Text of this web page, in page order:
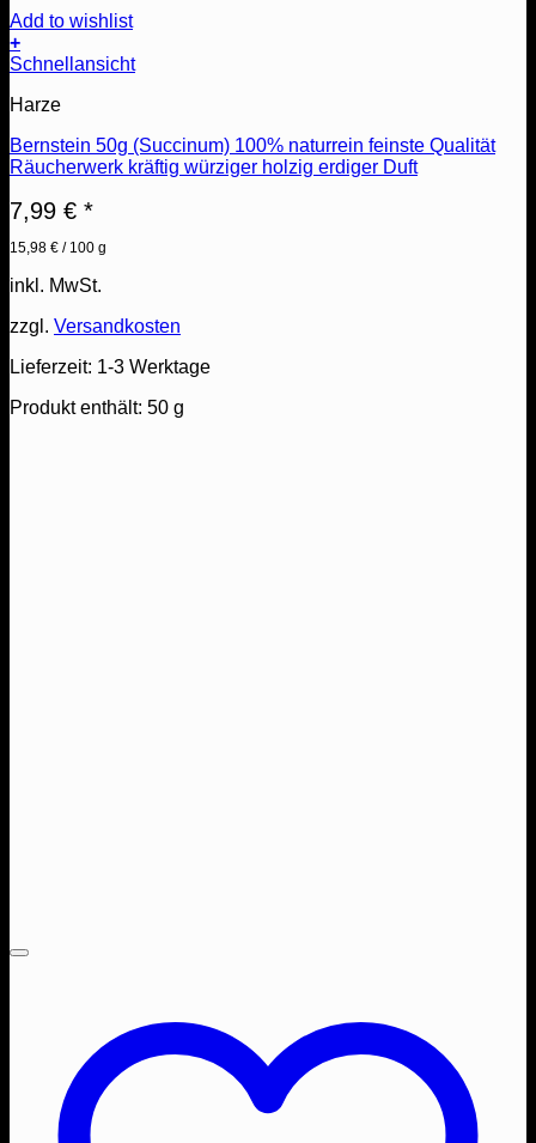
Add to wishlist
+
Schnellansicht
Harze
Bernstein 50g (Succinum) 100% naturrein feinste Qualität
Räucherwerk kräftig würziger holzig erdiger Duft
7,99 € *
15,98 € / 100 g
inkl. MwSt.
zzgl. Versandkosten
Lieferzeit: 1-3 Werktage
Produkt enthält: 50 g